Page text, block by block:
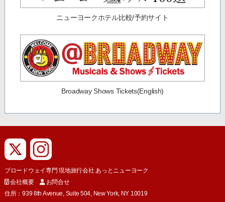
ニューヨークホテル比較/予約サイト
Broadway Shows Tickets(English)
ブロードウェイ専門 現地旅行会社 あっとニューヨーク
会社概要
お問合せ
住所：939 8th Avenue, Suite 504, New York, NY 10019